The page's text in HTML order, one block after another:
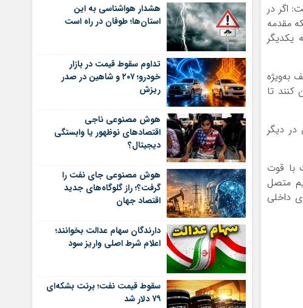
اگر در
مقدمه
یکدیگر
به‌ویژه
کنند تا
دیگر
با قوت
متصل
داخلی
هشدار هواشناسی به این
استان‌ها؛ طوفان در راه است
تداوم سقوط قیمت در بازار
خودرو؛ ۲۰۷ و شاهین در صدر
ریزش
هوش مصنوعی ناجی
اقتصادهای نوظهور یا وابستگی
دیجیتال؟
هوش مصنوعی جای نفت را
گرفت؟؛ راز گلوگاه‌های جدید
اقتصاد جهان
دارندگان سهام عدالت بخوانند؛
اعلام شرط اصلی واریز سود
سقوط قیمت نفت؛ برنت بشکه‌ای
۷۹ دلار شد